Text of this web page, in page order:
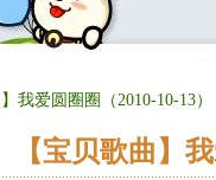
我爱圆圈圈（2010-10-13）
【宝贝歌曲】